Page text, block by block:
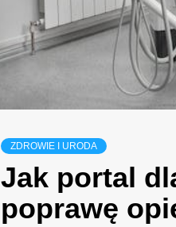
ZDROWIE I URODA
Jak portal
poprawę